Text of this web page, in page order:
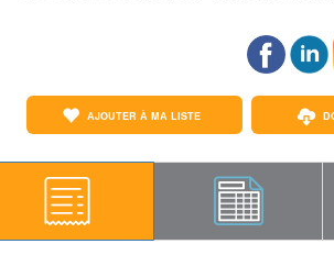
AJOUTER À MA LISTE